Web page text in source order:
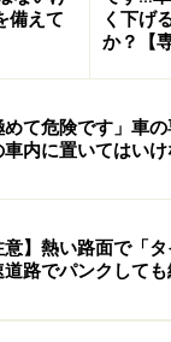
選べないの
ズルークスとeK
と。今やこの
ーキを装着して
に誤発進事故や
事故を起こした
備えて
く下げ
か？【
めて危険です」車
車内に置いてはい
意】熱い路面で「
道路でパンクして